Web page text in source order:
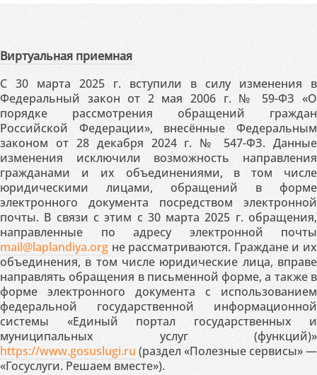
Виртуальная приемная
С 30 марта 2025 г. вступили в силу изменения в
Федеральный закон от 2 мая 2006 г. № 59-ФЗ «О
порядке рассмотрения обращений граждан
Российской Федерации», внесённые Федеральным
законом от 28 декабря 2024 г. № 547-ФЗ. Данные
изменения исключили возможность направления
гражданами и их объединениями, в том числе
юридическими лицами, обращений в форме
электронного документа посредством электронной
почты. В связи с этим с 30 марта 2025 г. обращения,
направленные по адресу электронной почты
mail@laplandiya.org не рассматриваются. Граждане и их
объединения, в том числе юридические лица, вправе
направлять обращения в письменной форме, а также в
форме электронного документа с использованием
федеральной государственной информационной
системы «Единый портал государственных и
муниципальных услуг (функций)»
https://www.gosuslugi.ru (раздел «Полезные сервисы» —
«Госуслуги. Решаем вместе»).